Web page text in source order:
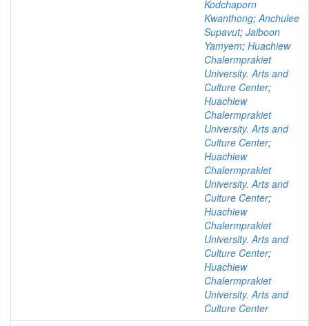
Kodchaporn
Kwanthong;Anchulee
Supavut; Jaiboon
Yamyem; Huachiew
Chalermprakiet
University. Arts and
Culture Center;
Huachiew
Chalermprakiet
University. Arts and
Culture Center;
Huachiew
Chalermprakiet
University. Arts and
Culture Center;
Huachiew
Chalermprakiet
University. Arts and
Culture Center;
Huachiew
Chalermprakiet
University. Arts and
Culture Center